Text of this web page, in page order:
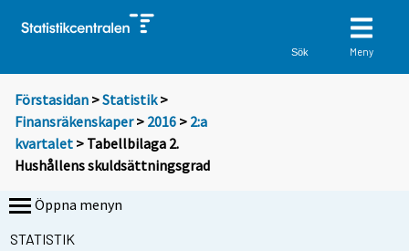
Sök Meny
Förstasidan >Statistik >
Finansräkenskaper> 2016 > 2:a
kvartalet > Tabellbilaga 2.
Hushållens skuldsättningsgrad
Öppna menyn
STATISTIK